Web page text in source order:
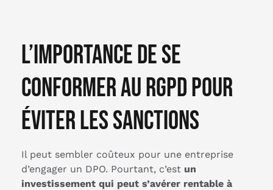
L’importance de se
conformer au RGPD pour
éviter les sanctions
Il peut sembler coûteux pour une entreprise
d’engager un DPO. Pourtant, c’est un
investissement qui peut s’avérer rentable à